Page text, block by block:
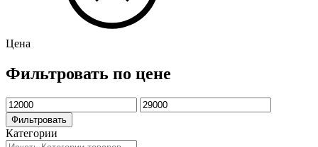
Цена
Фильтровать по цене
Минимальная
цена
Максимальная
цена
Фильтровать
Категории